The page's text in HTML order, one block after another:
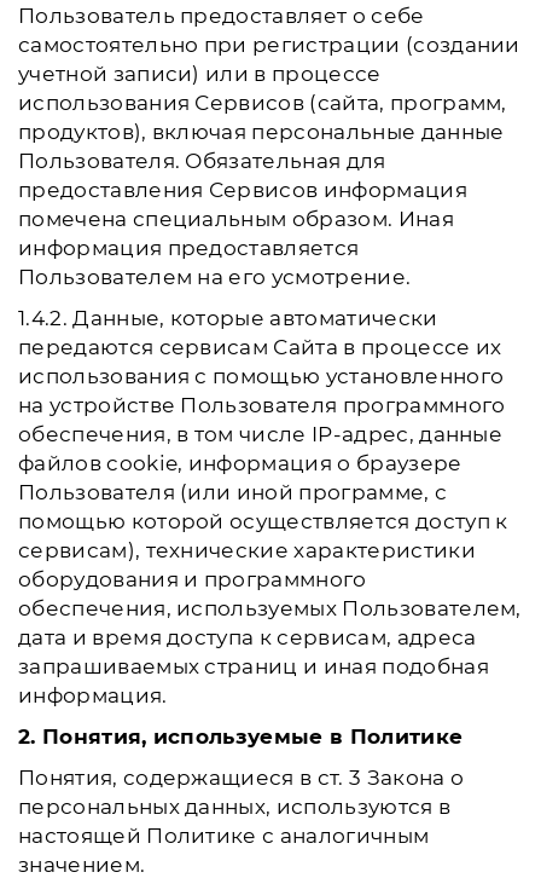
Пользователь предоставляет о себе
самостоятельно при регистрации (создании
учетной записи) или в процессе
использования Сервисов (сайта, программ,
продуктов), включая персональные данные
Пользователя. Обязательная для
предоставления Сервисов информация
помечена специальным образом. Иная
информация предоставляется
Пользователем на его усмотрение.
1.4.2. Данные, которые автоматически
передаются сервисам Сайта в процессе их
использования с помощью установленного
на устройстве Пользователя программного
обеспечения, в том числе IP-адрес, данные
файлов cookie, информация о браузере
Пользователя (или иной программе, с
помощью которой осуществляется доступ к
сервисам), технические характеристики
оборудования и программного
обеспечения, используемых Пользователем,
дата и время доступа к сервисам, адреса
запрашиваемых страниц и иная подобная
информация.
2. Понятия, используемые в Политике
Понятия, содержащиеся в ст. 3 Закона о
персональных данных, используются в
настоящей Политике с аналогичным
значением.